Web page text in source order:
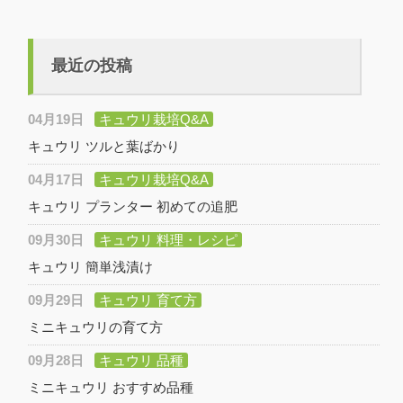
最近の投稿
04月19日
キュウリ栽培Q&A
キュウリ ツルと葉ばかり
04月17日
キュウリ栽培Q&A
キュウリ プランター 初めての追肥
09月30日
キュウリ 料理・レシピ
キュウリ 簡単浅漬け
09月29日
キュウリ 育て方
ミニキュウリの育て方
09月28日
キュウリ 品種
ミニキュウリ おすすめ品種